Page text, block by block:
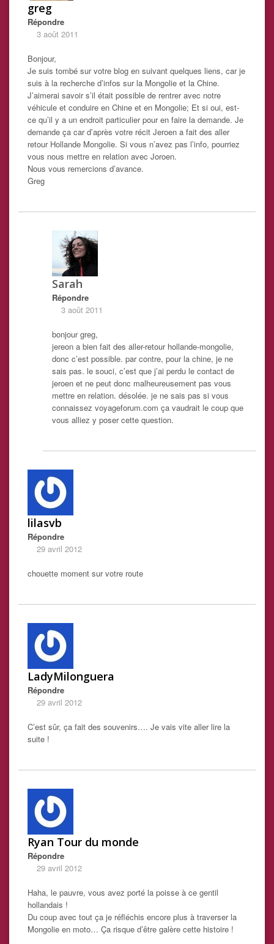
greg
Répondre
3 août 2011
Bonjour,
Je suis tombé sur votre blog en suivant quelques liens, car je
suis à la recherche d’infos sur la Mongolie et la Chine.
J’aimerai savoir s’il était possible de rentrer avec notre
véhicule et conduire en Chine et en Mongolie; Et si oui, est-
ce qu’il y a un endroit particulier pour en faire la demande. Je
demande ça car d’après votre récit Jeroen a fait des aller
retour Hollande Mongolie. Si vous n’avez pas l’info, pourriez
vous nous mettre en relation avec Joroen.
Nous vous remercions d’avance.
Greg
Sarah
Répondre
3 août 2011
bonjour greg,
jereon a bien fait des aller-retour hollande-mongolie,
donc c’est possible. par contre, pour la chine, je ne
sais pas. le souci, c’est que j’ai perdu le contact de
jeroen et ne peut donc malheureusement pas vous
mettre en relation. désolée. je ne sais pas si vous
connaissez voyageforum.com ça vaudrait le coup que
vous alliez y poser cette question.
lilasvb
Répondre
29 avril 2012
chouette moment sur votre route
LadyMilonguera
Répondre
29 avril 2012
C’est sûr, ça fait des souvenirs…. Je vais vite aller lire la
suite !
Ryan Tour du monde
Répondre
29 avril 2012
Haha, le pauvre, vous avez porté la poisse à ce gentil
hollandais !
Du coup avec tout ça je réfléchis encore plus à traverser la
Mongolie en moto… Ça risque d’être galère cette histoire !